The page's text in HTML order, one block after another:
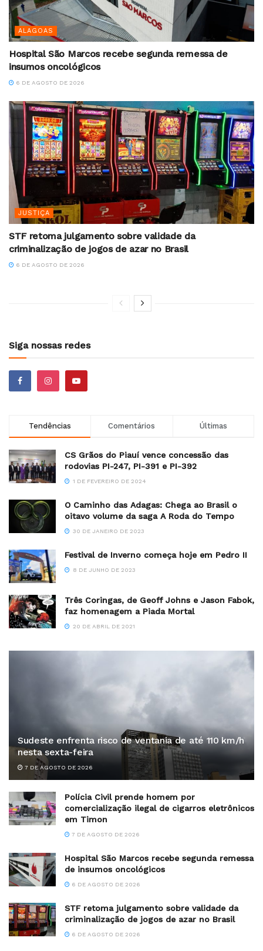
ALAGOAS
Hospital São Marcos recebe segunda remessa de
insumos oncológicos
6 DE AGOSTO DE 2026
JUSTIÇA
STF retoma julgamento sobre validade da
criminalização de jogos de azar no Brasil
6 DE AGOSTO DE 2026
Siga nossas redes
Tendências Comentários Últimas
CS Grãos do Piauí vence concessão das
rodovias PI-247, PI-391 e PI-392
1 DE FEVEREIRO DE 2024
O Caminho das Adagas: Chega ao Brasil o
oitavo volume da saga A Roda do Tempo
30 DE JANEIRO DE 2023
Festival de Inverno começa hoje em Pedro II
8 DE JUNHO DE 2023
Três Coringas, de Geoff Johns e Jason Fabok,
faz homenagem a Piada Mortal
20 DE ABRIL DE 2021
Sudeste enfrenta risco de ventania de até 110 km/h
nesta sexta-feira
7 DE AGOSTO DE 2026
Polícia Civil prende homem por
comercialização ilegal de cigarros eletrônicos
em Timon
7 DE AGOSTO DE 2026
Hospital São Marcos recebe segunda remessa
de insumos oncológicos
6 DE AGOSTO DE 2026
STF retoma julgamento sobre validade da
criminalização de jogos de azar no Brasil
6 DE AGOSTO DE 2026